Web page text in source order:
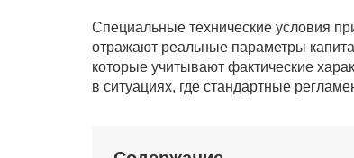
Специальные технические условия
отражают реальные параметры
которые учитывают фактические
в ситуациях, где стандартные